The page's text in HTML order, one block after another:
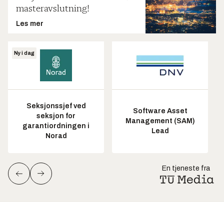
masteravslutning!
Les mer
Ny i dag
Seksjonssjef ved
seksjon for
garantiordningen i
Norad
Software Asset
Management (SAM)
Lead
En tjeneste fra